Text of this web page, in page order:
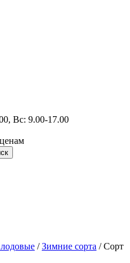
Вс: 9.00-17.00
/Зимние сорта /Сорт